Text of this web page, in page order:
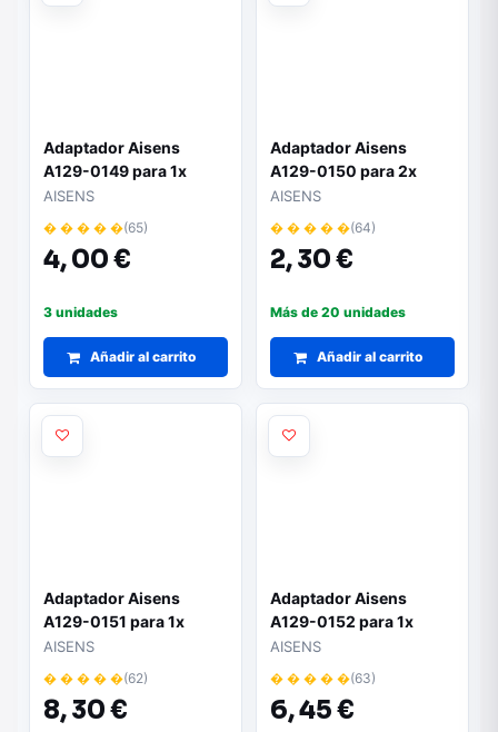
Adaptador Aisens
A129-0149 para 1x
disco duro de 2.5
AISENS
� � � � �(65)
4,00 €
3 unidades
Añadir al carrito
Adaptador Aisens
A129-0150 para 2x
discos duros de 2.5
AISENS
� � � � �(64)
2,30 €
Más de 20 unidades
Añadir al carrito
Adaptador Aisens
A129-0151 para 1x
disco duro de 2.5
AISENS
� � � � �(62)
8,30 €
Adaptador Aisens
A129-0152 para 1x
disco duro de 2.5
AISENS
� � � � �(63)
6,45 €